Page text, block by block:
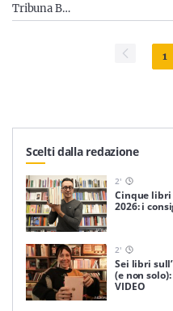
Tribuna B…
1
Scelti dalla redazione
2'
Cinque libri
2026: i
2'
Sei libri
(e non
VIDEO